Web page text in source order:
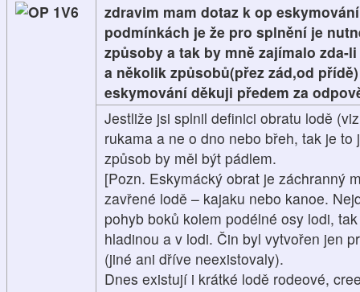
1V6
zdravim mam dotaz k op
podmínkách je že pro splnění je
způsoby a tak by mně zajímalo zda-
a několik způsobů(přez zád,od
eskymování děkuji předem za
Jestliže jsi splnil definici obratu lodě
rukama a ne o dno nebo břeh, tak je
způsob by měl být pádlem.
[Pozn. Eskymácký obrat je záchranný
zavřené lodě – kajaku nebo kanoe.
pohyb boků kolem podélné osy lodi,
hladinou a v lodi. Čin byl vytvořen jen
(jiné ani dříve neexistovaly).
Dnes existují i krátké lodě rodeové,